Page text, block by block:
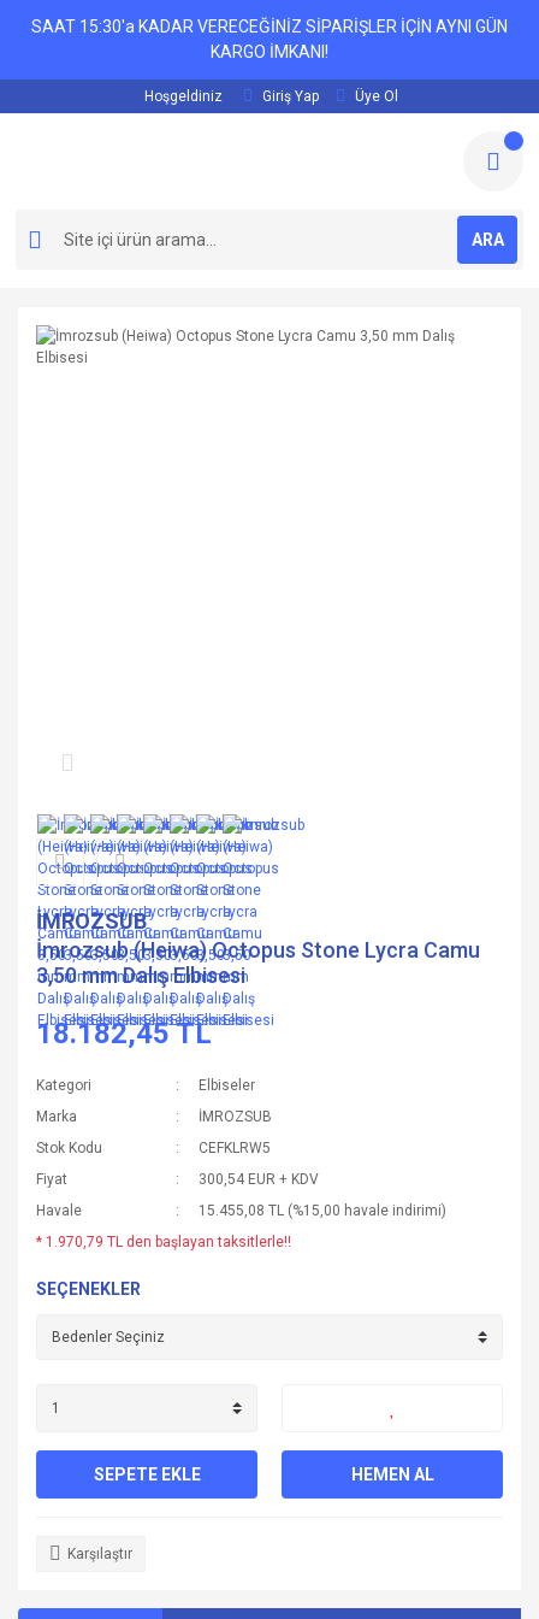
SAAT 15:30'a KADAR VERECEĞİNİZ SİPARİŞLER İÇİN AYNI GÜN
KARGO İMKANI!
Hoşgeldiniz Giriş Yap Üye Ol
ARA
İMROZSUB
İmrozsub (Heiwa) Octopus Stone Lycra Camu
3,50 mm Dalış Elbisesi
18.182,45 TL
Kategori
Elbiseler
Marka
İMROZSUB
Stok Kodu
CEFKLRW5
Fiyat
300,54 EUR + KDV
Havale
15.455,08 TL (%15,00 havale indirimi)
* 1.970,79 TL den başlayan taksitlerle!!
SEÇENEKLER
SEPETE EKLE HEMEN AL
Karşılaştır